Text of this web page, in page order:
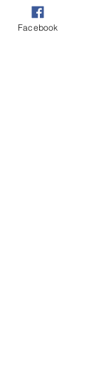
Kerajaan Negeri
Nasional
Facebook